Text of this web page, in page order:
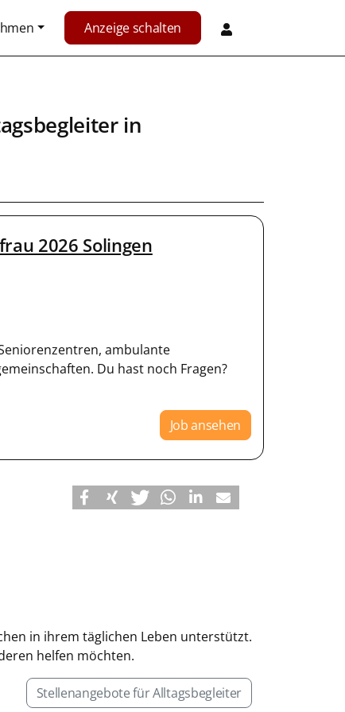
Anzeige schalten
in
2026 Solingen
ambulante
Du hast noch Fragen?
Job ansehen
in ihrem täglichen Leben unterstützt.
helfen möchten.
Stellenangebote für Alltagsbegleiter